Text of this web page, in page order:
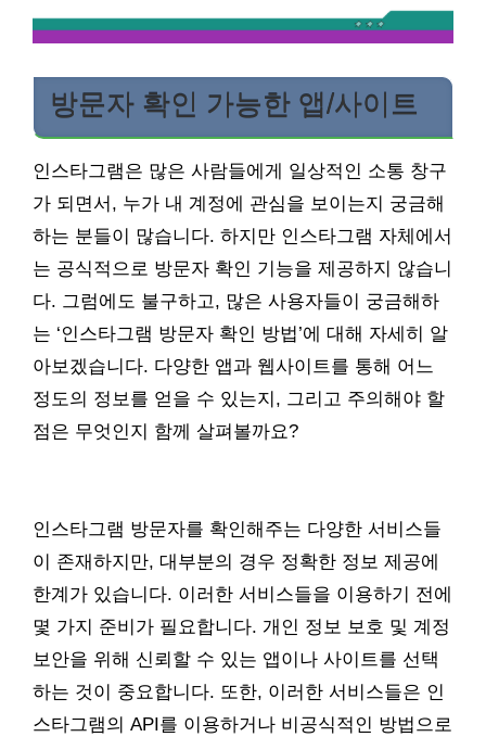
방문자 확인 가능한 앱/사이트
인스타그램은 많은 사람들에게 일상적인 소통 창구
가 되면서, 누가 내 계정에 관심을 보이는지 궁금해
하는 분들이 많습니다. 하지만 인스타그램 자체에서
는 공식적으로 방문자 확인 기능을 제공하지 않습니
다. 그럼에도 불구하고, 많은 사용자들이 궁금해하
는 ‘인스타그램 방문자 확인 방법’에 대해 자세히 알
아보겠습니다. 다양한 앱과 웹사이트를 통해 어느
정도의 정보를 얻을 수 있는지, 그리고 주의해야 할
점은 무엇인지 함께 살펴볼까요?
인스타그램 방문자를 확인해주는 다양한 서비스들
이 존재하지만, 대부분의 경우 정확한 정보 제공에
한계가 있습니다. 이러한 서비스들을 이용하기 전에
몇 가지 준비가 필요합니다. 개인 정보 보호 및 계정
보안을 위해 신뢰할 수 있는 앱이나 사이트를 선택
하는 것이 중요합니다. 또한, 이러한 서비스들은 인
스타그램의 API를 이용하거나 비공식적인 방법으로